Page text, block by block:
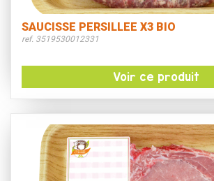
SAUCISSE PERSILLEE X3 BIO
ref. 3519530012331
Voir ce produit